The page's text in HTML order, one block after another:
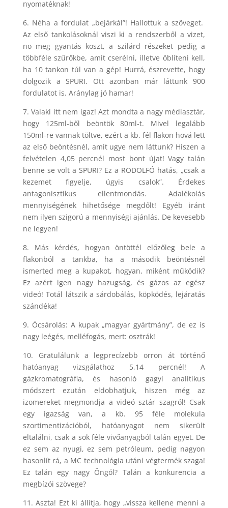
nyomatéknak!
6. Néha a fordulat „bejárkál”! Hallottuk a szöveget.
Az első tankolásoknál viszi ki a rendszerből a vizet,
no meg gyantás koszt, a szilárd részeket pedig a
többféle szűrőkbe, amit cserélni, illetve öblíteni kell,
ha 10 tankon túl van a gép! Hurrá, észrevette, hogy
dolgozik a SPURI. Ott azonban már láttunk 900
fordulatot is. Aránylag jó hamar!
7. Valaki itt nem igaz! Azt mondta a nagy médiasztár,
hogy 125ml-ből beöntök 80ml-t. Mivel legalább
150ml-re vannak töltve, ezért a kb. fél flakon hová lett
az első beöntésnél, amit ugye nem láttunk? Hiszen a
felvételen 4,05 percnél most bont újat! Vagy talán
benne se volt a SPURI? Ez a RODOLFÓ hatás, „csak a
kezemet figyelje, úgyis csalok”. Érdekes
antagonisztikus ellentmondás. Adalékolás
mennyiségének hihetősége megdőlt! Egyéb iránt
nem ilyen szigorú a mennyiségi ajánlás. De kevesebb
ne legyen!
8. Más kérdés, hogyan öntöttél előzőleg bele a
flakonból a tankba, ha a második beöntésnél
ismerted meg a kupakot, hogyan, miként működik?
Ez azért igen nagy hazugság, és gázos az egész
videó! Totál látszik a sárdobálás, köpködés, lejáratás
szándéka!
9. Ócsárolás: A kupak „magyar gyártmány”, de ez is
nagy leégés, melléfogás, mert: osztrák!
10. Gratulálunk a legprecízebb orron át történő
hatóanyag vizsgálathoz 5,14 percnél! A
gázkromatográfia, és hasonló gagyi analitikus
módszert ezután eldobhatjuk, hiszen még az
izomereket megmondja a videó sztár szagról! Csak
egy igazság van, a kb. 95 féle molekula
szortimentizációból, hatóanyagot nem sikerült
eltalálni, csak a sok féle vivőanyagból talán egyet. De
ez sem az nyugi, ez sem petróleum, pedig nagyon
hasonlít rá, a MC technológia utáni végtermék szaga!
Ez talán egy nagy Öngól? Talán a konkurencia a
megbízói szövege?
11. Aszta! Ezt ki állítja, hogy „vissza kellene menni a